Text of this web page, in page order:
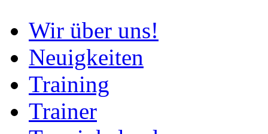
Wir über uns!
Neuigkeiten
Training
Trainer